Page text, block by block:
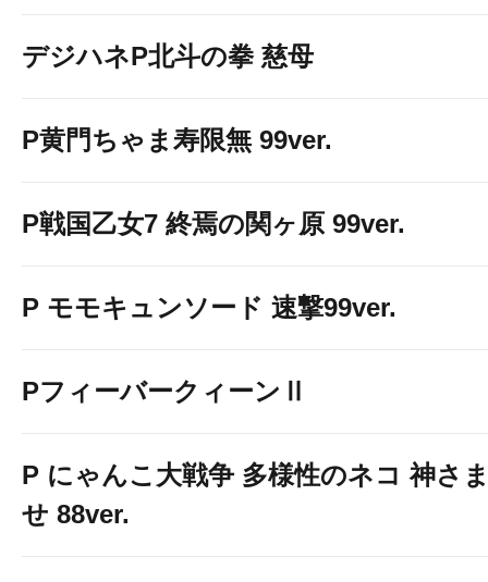
デジハネP北斗の拳 慈母
P黄門ちゃま寿限無 99ver.
P戦国乙女7 終焉の関ヶ原 99ver.
P モモキュンソード 速撃99ver.
PフィーバークィーンⅡ
P にゃんこ大戦争 多様性のネコ 神さ
せ 88ver.